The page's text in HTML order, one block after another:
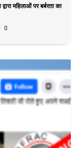
महिलाओं पर बर्बरता का
0